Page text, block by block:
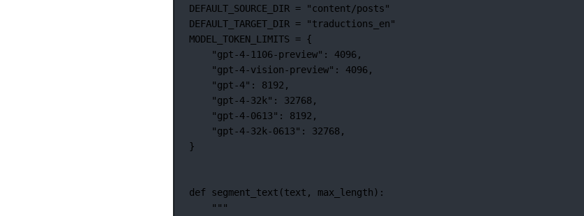
DEFAULT_SOURCE_DIR =
"content/posts"
DEFAULT_TARGET_DIR =
"traductions_en"
MODEL_TOKEN_LIMITS = {
"gpt-4-1106-preview" : 4096,
"gpt-4-vision-preview" : 4096,
"gpt-4" : 8192 ,
"gpt-4-32k" : 32768,
"gpt-4-0613" : 8192 ,
"gpt-4-32k-0613" : 32768,
}
def segment_text (text, max_length):
"""